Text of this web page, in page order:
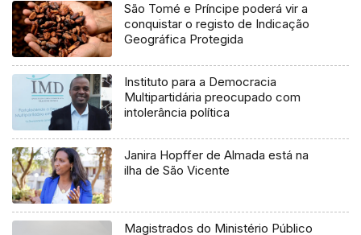
São Tomé e Príncipe poderá vir a
conquistar o registo de Indicação
Geográfica Protegida
Instituto para a Democracia
Multipartidária preocupado com
intolerância política
Janira Hopffer de Almada está na
ilha de São Vicente
Magistrados do Ministério Público